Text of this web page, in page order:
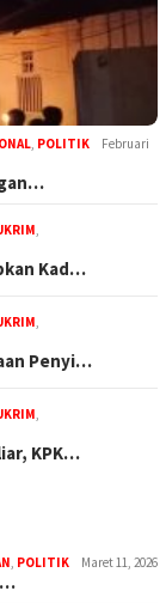
, POLITIK
Februari
,
Kad…
,
Penyi…
,
KPK…
, POLITIK Maret 11, 2026